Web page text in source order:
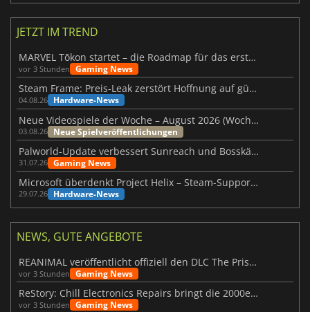
JETZT IM TREND
MARVEL Tōkon startet – die Roadmap für das erste Jahr wurde vorgestellt
vor 3 Stunden Gaming News
Steam Frame: Preis-Leak zerstört Hoffnung auf günstiges VR-Headset
04.08.26 Hardware-News
Neue Videospiele der Woche – August 2026 (Woche 32)
03.08.26 Neue Spielveröffentlichungen
Palworld-Update verbessert Sunreach und Bosskämpfe deutlich
31.07.26 Gaming News
Microsoft überdenkt Project Helix – Steam-Support gefährdet
29.07.26 Hardware-News
NEWS, GUTE ANGEBOTE
REANIMAL veröffentlicht offiziell den DLC The Prisoner
vor 3 Stunden Gaming News
ReStory: Chill Electronics Repairs bringt die 2000er zurück
vor 3 Stunden Gaming News